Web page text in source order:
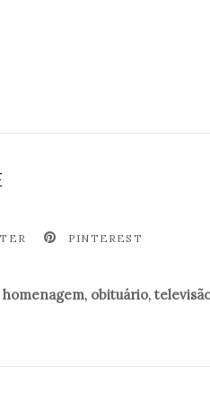
PINTEREST
homenagem, obituário,